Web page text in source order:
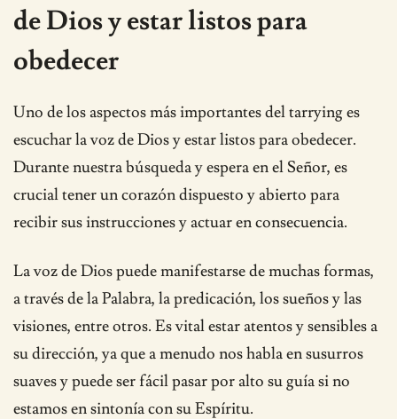
de Dios y estar listos para
obedecer
Uno de los aspectos más importantes del tarrying es
escuchar la voz de Dios y estar listos para obedecer.
Durante nuestra búsqueda y espera en el Señor, es
crucial tener un corazón dispuesto y abierto para
recibir sus instrucciones y actuar en consecuencia.
La voz de Dios puede manifestarse de muchas formas,
a través de la Palabra, la predicación, los sueños y las
visiones, entre otros. Es vital estar atentos y sensibles a
su dirección, ya que a menudo nos habla en susurros
suaves y puede ser fácil pasar por alto su guía si no
estamos en sintonía con su Espíritu.